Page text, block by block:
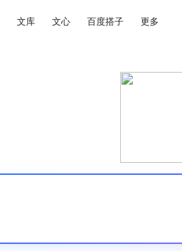
文库 文心 百度搭子 更多